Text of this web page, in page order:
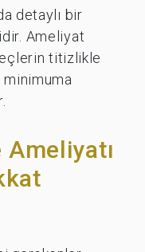
detaylı bir
Ameliyat
titizlikle